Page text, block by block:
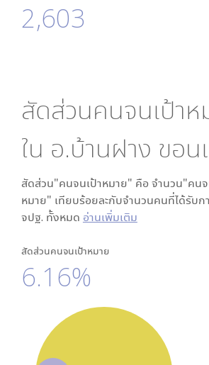
2,603
สัดส่วนคนจนเป้าห
ใน อ.บ้านฝาง ขอ
สัดส่วน"คนจนเป้าหมาย" คือ จำนวน"คนจ
หมาย" เทียบร้อยละกับจำนวนคนที่ได้รับก
จปฐ. ทั้งหมด อ่านเพิ่มเติม
สัดส่วนคนจนเป้าหมาย
6.16%